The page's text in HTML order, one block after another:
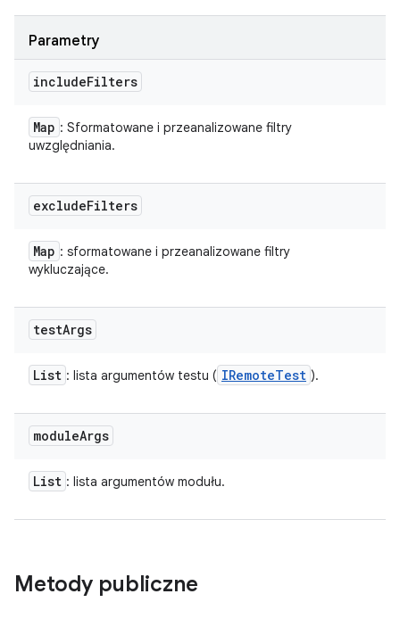
Parametry
includeFilters
Map : Sformatowane i przeanalizowane filtry
uwzględniania.
excludeFilters
Map : sformatowane i przeanalizowane filtry
wykluczające.
testArgs
List : lista argumentów testu ( IRemoteTest ).
moduleArgs
List : lista argumentów modułu.
Metody publiczne